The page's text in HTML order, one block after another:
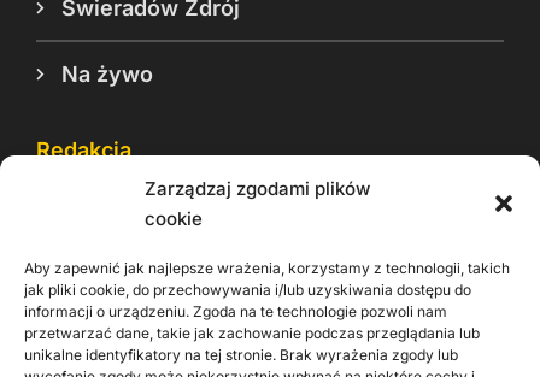
Zarządzaj zgodami plików
cookie
Aby zapewnić jak najlepsze wrażenia, korzystamy z technologii, takich
jak pliki cookie, do przechowywania i/lub uzyskiwania dostępu do
informacji o urządzeniu. Zgoda na te technologie pozwoli nam
przetwarzać dane, takie jak zachowanie podczas przeglądania lub
unikalne identyfikatory na tej stronie. Brak wyrażenia zgody lub
Świeradów Zdrój
Na żywo
Redakcja
Reklama
Rodo
Kontakt